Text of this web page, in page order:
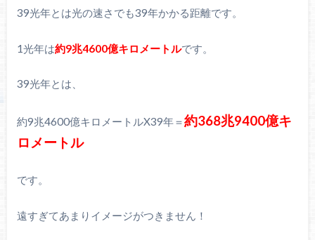
39光年とは光の速さでも39年かかる距離です。
1光年は約9兆4600億キロメートルです。
39光年とは、
約9兆4600億キロメートルX39年＝約368兆9400億キ
ロメートル
です。
遠すぎてあまりイメージがつきません！